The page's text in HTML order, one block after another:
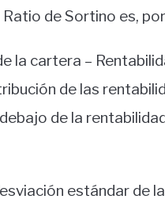
de Sortino es,
la cartera –
de las
de la
estándar de la